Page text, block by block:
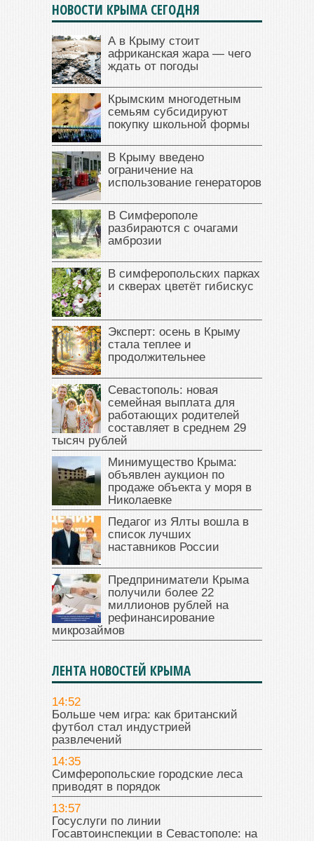
НОВОСТИ КРЫМА СЕГОДНЯ
А в Крыму стоит
африканская жара — чего
ждать от погоды
Крымским многодетным
семьям субсидируют
покупку школьной формы
В Крыму введено
ограничение на
использование генераторов
В Симферополе
разбираются с очагами
амброзии
В симферопольских парках
и скверах цветёт гибискус
Эксперт: осень в Крыму
стала теплее и
продолжительнее
Севастополь: новая
семейная выплата для
работающих родителей
составляет в среднем 29
тысяч рублей
Минимущество Крыма:
объявлен аукцион по
продаже объекта у моря в
Николаевке
Педагог из Ялты вошла в
список лучших
наставников России
Предприниматели Крыма
получили более 22
миллионов рублей на
рефинансирование
микрозаймов
ЛЕНТА НОВОСТЕЙ КРЫМА
14:52
Больше чем игра: как британский
футбол стал индустрией
развлечений
14:35
Симферопольские городские леса
приводят в порядок
13:57
Госуслуги по линии
Госавтоинспекции в Севастополе: на